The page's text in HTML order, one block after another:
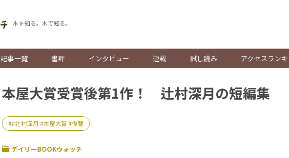
本を知る。本で知る。
記事一覧 書評 インタビュー 連載 試し読み アクセスラン
本屋大賞受賞後第1作！ 辻村深月の短編集
#辻村深月 #本屋大賞 #復讐
デイリーBOOKウォッチ